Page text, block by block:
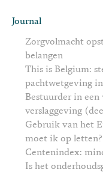
Journal
Zorgvolmacht
belangen
This is Belgium:
pachtwetgeving
Bestuurder in een
verslaggeving
Gebruik van het
moet ik op letten?
Centenindex:
Is het